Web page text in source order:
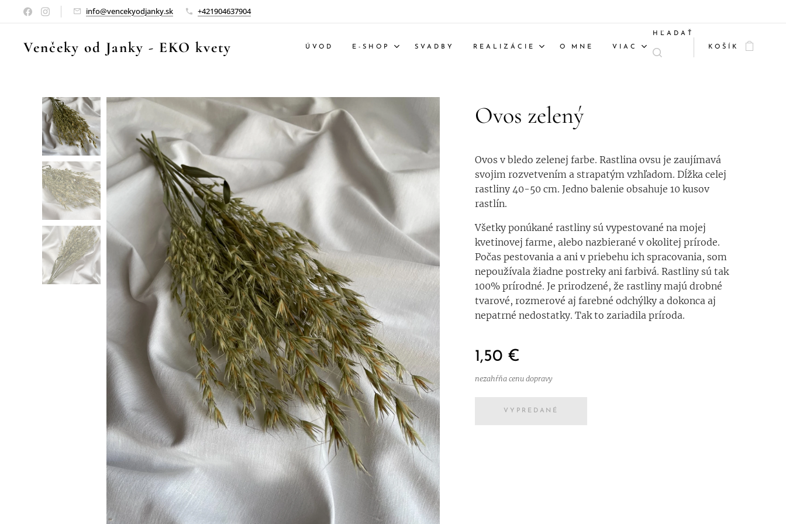
info@vencekyodjanky.sk +421904637904
Venčeky od Janky - EKO kvety ÚVOD E-SHOP SVADBY REALIZÁCIE O MNE VIAC
HĽADAŤ
KOŠÍK
Ovos zelený
Ovos v bledo zelenej farbe. Rastlina ovsu je zaujímavá
svojim rozvetvením a strapatým vzhľadom. Dĺžka celej
rastliny 40-50 cm. Jedno balenie obsahuje 10 kusov
rastlín.
Všetky ponúkané rastliny sú vypestované na mojej
kvetinovej farme, alebo nazbierané v okolitej prírode.
Počas pestovania a ani v priebehu ich spracovania, som
nepoužívala žiadne postreky ani farbivá. Rastliny sú tak
100% prírodné. Je prirodzené, že rastliny majú drobné
tvarové, rozmerové aj farebné odchýlky a dokonca aj
nepatrné nedostatky. Tak to zariadila príroda.
1,50 €
nezahŕňa cenu dopravy
VYPREDANÉ